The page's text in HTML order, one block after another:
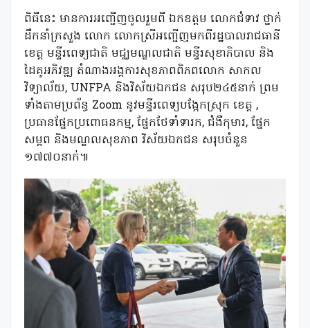
ពិធីនេះ មានការអញ្ជើញចូលរួមពី ឯកឧត្តម លោកជំទាវ ថ្នាក់
ដឹកនាំក្រសួង លោក លោកស្រីអញ្ជើញមកពីរដ្ឋបាលរាជធានី
ខេត្ត មន្ទីរពេទ្យជាតិ មជ្ឈមណ្ឌលជាតិ មន្ទីរសុខាភិបាល និង
ដៃគូអភិវឌ្ឍ តំណាងអង្គការសុខភាពពិភពលោក សាកល
វិទ្យាល័យ, UNFPA និងវិស័យឯកជន សរុប២៤៥នាក់ ព្រម
ទាំងតាមប្រព័ន្ធ Zoom នូវមន្ទីរពេទ្យបង្អែកស្រុក ខេត្ត ,
ប្រធានផ្នែកប្រពោធនកម្ម, ផ្នែកថែទាំទារក, ជំងឺកុមារ, ផ្នែក
សម្ពព និងមណ្ឌលសុខភាព វិស័យឯកជន សរុបចំនួន
១៧៧០នាក់៕